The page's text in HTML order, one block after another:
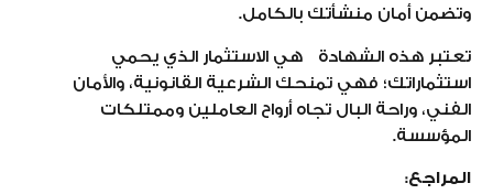
وتضمن أمان منشأتك بالكامل.
تعتبر هذه الشهادة هي الاستثمار الذي يحمي
استثماراتك؛ فهي تمنحك الشرعية القانونية، والأمان
الفني، وراحة البال تجاه أرواح العاملين وممتلكات
المؤسسة.
المراجع: